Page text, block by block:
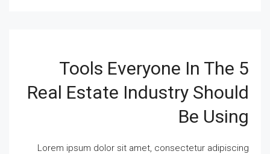
5 Tools Everyone In The
Real Estate Industry Should
Be Using
Lorem ipsum dolor sit amet, consectetur adipiscing